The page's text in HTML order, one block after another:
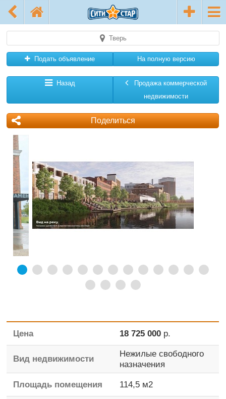
Тверь
Подать объявление На полную версию
Назад
Продажа коммерческой
недвижимости
Поделиться
Цена 18 725 000 р.
Вид недвижимости
Нежилые свободного
назначения
Площадь помещения
114,5 м2